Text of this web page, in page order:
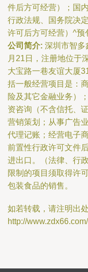
件后方可经营）；国
行政法规、国务院决
许可后方可经营）^预
公司简介: 深圳市智多
月21日，注册地位于
大宝路一巷友谊大厦
括一般经营项目是：
险及其它金融业务）
资咨询（不含信托、
营销策划；从事广告
代理记账；经营电子
前置性行政许可文件
进出口。（法律、行
限制的项目须取得许
包装食品的销售。
如若转载，请注明出处
http://